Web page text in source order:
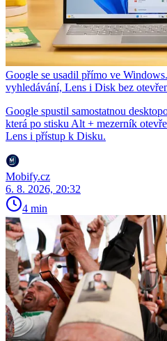
Google se usadil přímo ve
vyhledávání, Lens i Disk bez
Google spustil samostatnou
která po stisku Alt + mezerník
Lens i přístup k Disku.
Mobify.cz
6. 8. 2026, 20:32
4 min